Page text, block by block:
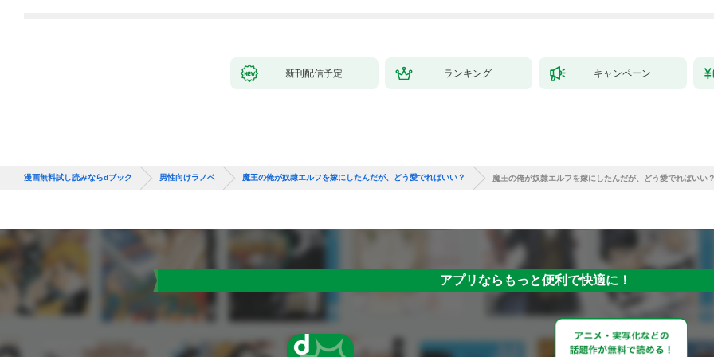
新刊配信予定 ランキング キャンペーン
漫画無料試し読みならdブック 男性向けラノベ 魔王の俺が奴隷エルフを嫁にしたんだが、どう愛でればいい？ 魔王の俺が奴隷エルフを嫁にしたんだが、どう愛でればいい
アプリならもっと便利で快適に！